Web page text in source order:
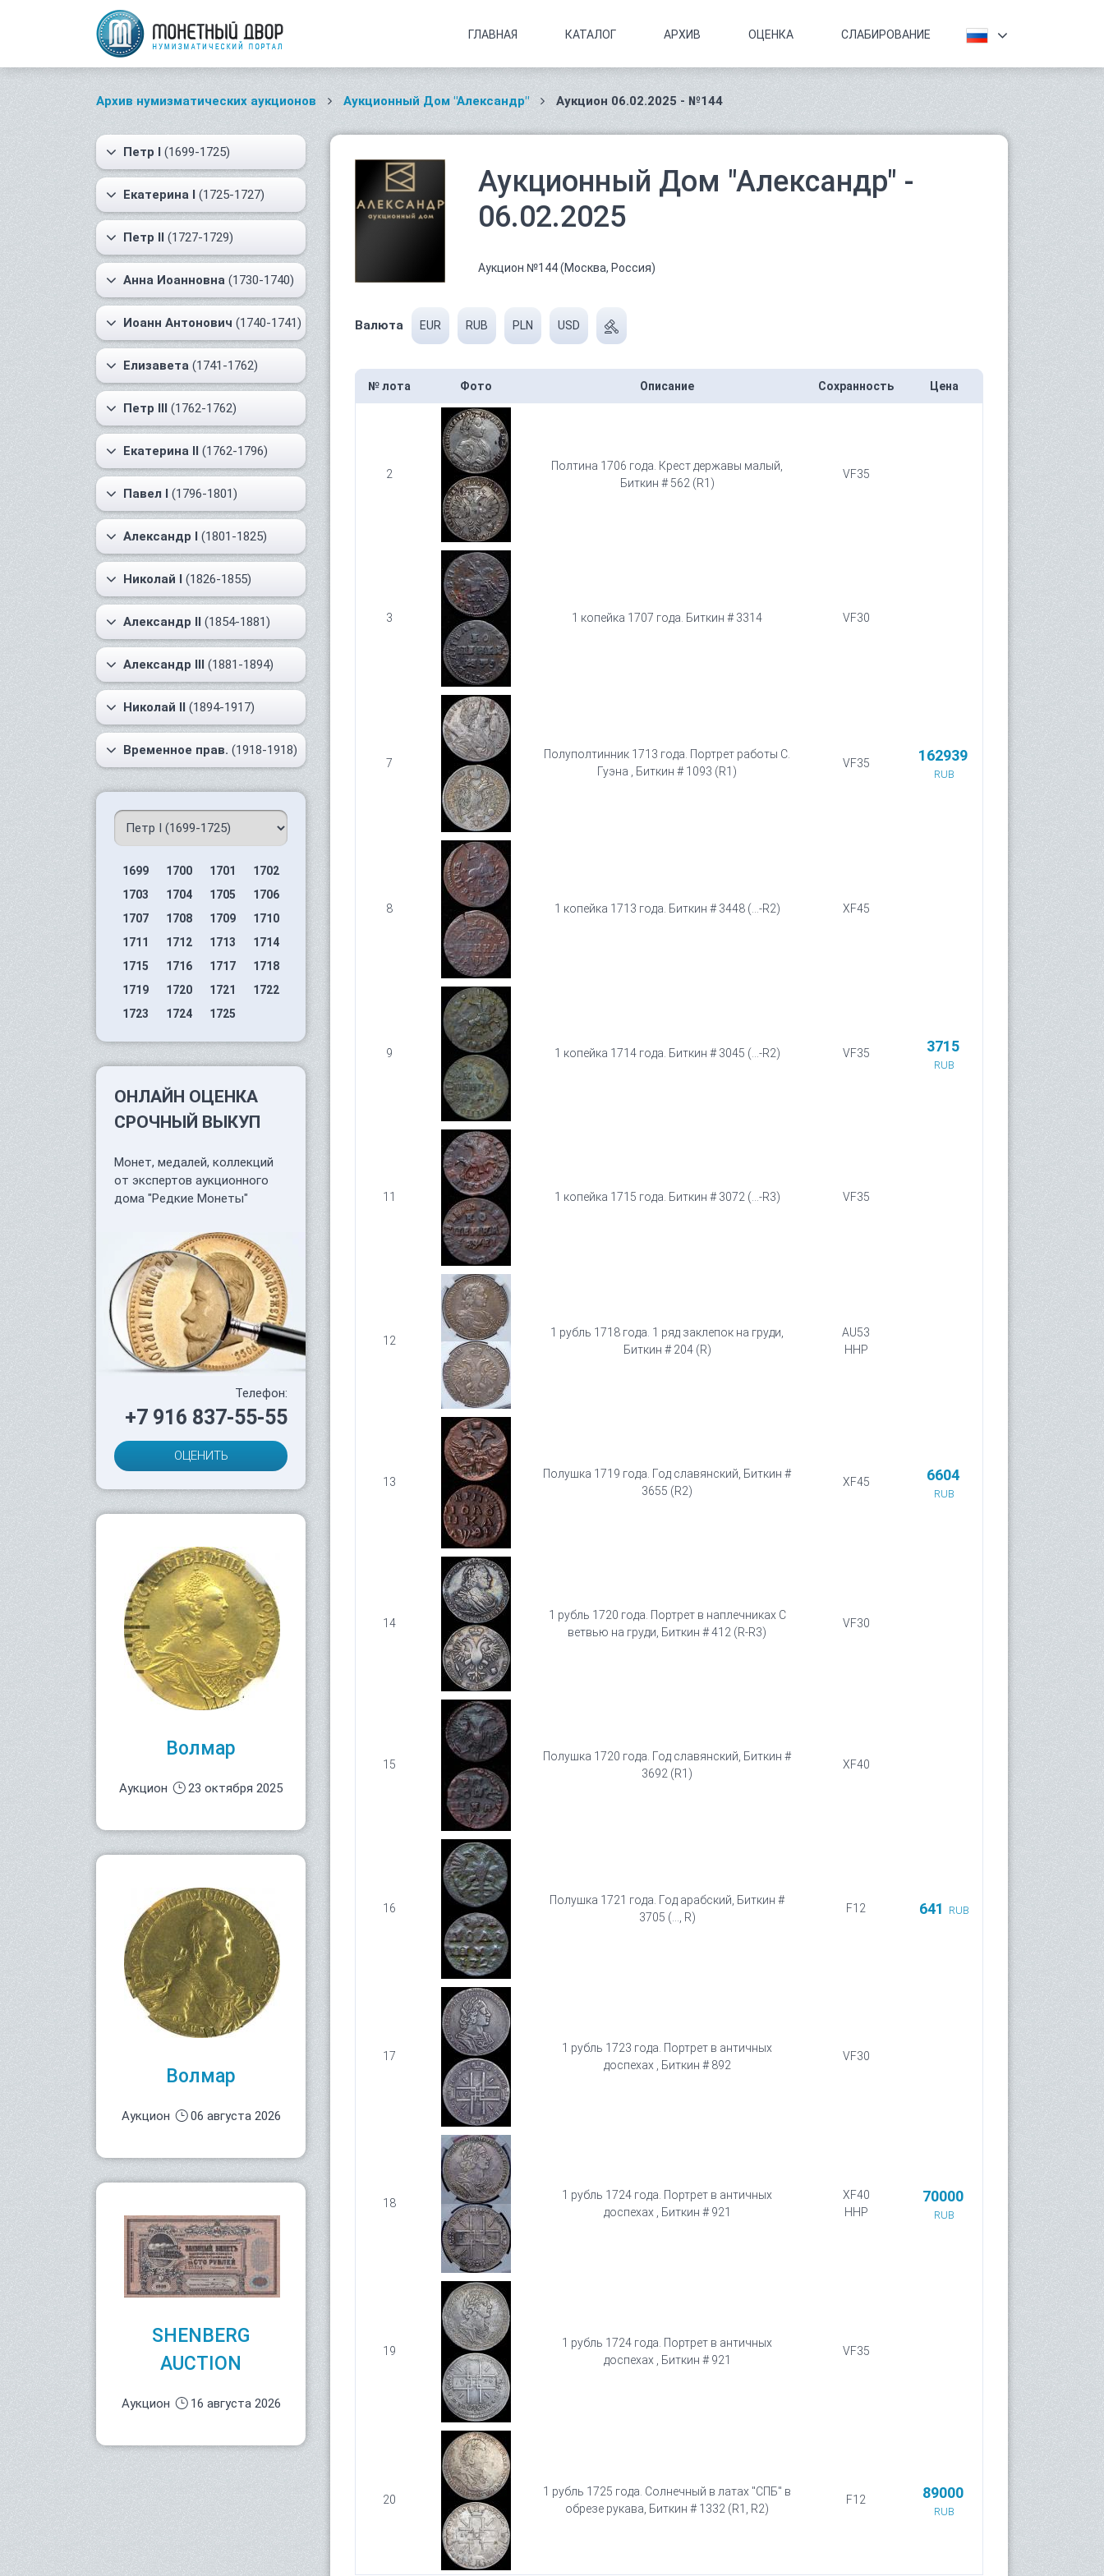
ГЛАВНАЯ КАТАЛОГ АРХИВ ОЦЕНКА СЛАБИРОВАНИЕ
Архив нумизматических аукционов Аукционный Дом "Александр" Аукцион 06.02.2025 - №144
Петр I (1699-1725)
Екатерина I (1725-1727)
Петр II (1727-1729)
Анна Иоанновна (1730-1740)
Иоанн Антонович (1740-1741)
Елизавета (1741-1762)
Петр III (1762-1762)
Екатерина II (1762-1796)
Павел I (1796-1801)
Александр I (1801-1825)
Николай I (1826-1855)
Александр II (1854-1881)
Александр III (1881-1894)
Николай II (1894-1917)
Временное прав. (1918-1918)
1699 1700 1701
1702
1703
1704 1705
1706
1707
1708 1709
1710
1711
1712 1713
1714
1715
1716 1717
1718
1719
1720 1721
1722
1723
1724 1725
ОНЛАЙН ОЦЕНКА
СРОЧНЫЙ ВЫКУП
Монет, медалей, коллекций
от экспертов аукционного
дома "Редкие Монеты"
Телефон:
+7 916 837-55-55
ОЦЕНИТЬ
Волмар
Аукцион 23 октября 2025
Волмар
Аукцион 06 августа 2026
SHENBERG
AUCTION
Аукцион 16 августа 2026
Аукционный Дом "Александр" -
06.02.2025
Аукцион №144 (Москва, Россия)
Валюта EUR RUB PLN USD
№ лота Фото Описание Сохранность Цена
2
Полтина 1706 года. Крест державы малый,
Биткин # 562 (R1)
VF35
3 1 копейка 1707 года. Биткин # 3314 VF30
7
Полуполтинник 1713 года. Портрет работы С.
Гуэна , Биткин # 1093 (R1)
VF35 162939
RUB
8 1 копейка 1713 года. Биткин # 3448 (...-R2) XF45
9 1 копейка 1714 года. Биткин # 3045 (...-R2) VF35 3715
RUB
11 1 копейка 1715 года. Биткин # 3072 (...-R3) VF35
12
1 рубль 1718 года. 1 ряд заклепок на груди,
Биткин # 204 (R)
AU53
HHP
13
Полушка 1719 года. Год славянский, Биткин #
3655 (R2)
XF45 6604
RUB
14
1 рубль 1720 года. Портрет в наплечниках С
ветвью на груди, Биткин # 412 (R-R3)
VF30
15
Полушка 1720 года. Год славянский, Биткин #
3692 (R1)
XF40
16
Полушка 1721 года. Год арабский, Биткин #
3705 (..., R)
F12 641 RUB
17
1 рубль 1723 года. Портрет в античных
доспехах , Биткин # 892
VF30
18
1 рубль 1724 года. Портрет в античных
доспехах , Биткин # 921
XF40
HHP
70000
RUB
19
1 рубль 1724 года. Портрет в античных
доспехах , Биткин # 921
VF35
20
1 рубль 1725 года. Солнечный в латах "СПБ" в
обрезе рукава, Биткин # 1332 (R1, R2)
F12 89000
RUB